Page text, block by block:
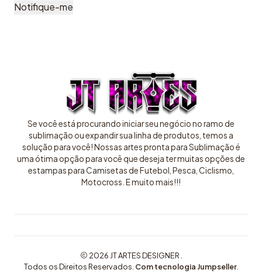
Notifique-me
Se você está procurando iniciar seu negócio no ramo de
sublimação ou expandir sua linha de produtos, temos a
solução para você! Nossas artes pronta para Sublimação é
uma ótima opção para você que deseja ter muitas opções de
estampas para Camisetas de Futebol, Pesca, Ciclismo,
Motocross. E muito mais!!!
2026 JT ARTES DESIGNER .
Todos os Direitos Reservados. Com tecnologia Jumpseller.